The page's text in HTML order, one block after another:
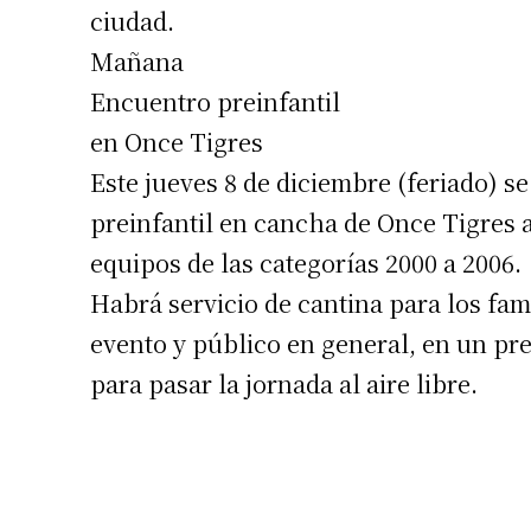
ciudad.
Mañana
Encuentro preinfantil
en Once Tigres
Este jueves 8 de diciembre (feriado)
preinfantil en cancha de Once Tigres
equipos de las categorías 2000 a 2006.
Habrá servicio de cantina para los
evento y público en general, en un
para pasar la jornada al aire libre.